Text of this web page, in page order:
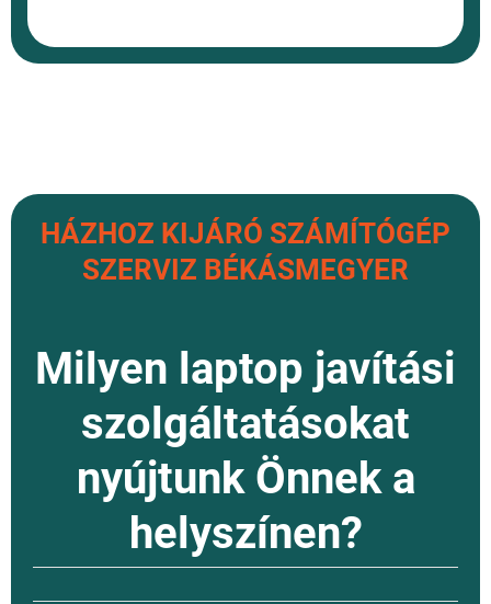
HÁZHOZ KIJÁRÓ SZÁMÍTÓGÉP
SZERVIZ BÉKÁSMEGYER
Milyen laptop javítási
szolgáltatásokat
nyújtunk Önnek a
helyszínen?